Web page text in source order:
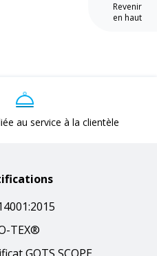
Revenir
en haut
au service à la clientèle
TEX®